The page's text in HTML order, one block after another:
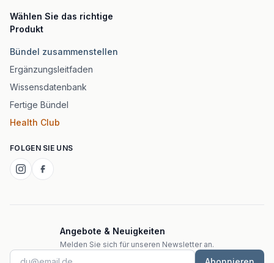
Wählen Sie das richtige
Produkt
Bündel zusammenstellen
Ergänzungsleitfaden
Wissensdatenbank
Fertige Bündel
Health Club
FOLGEN SIE UNS
Angebote & Neuigkeiten
Melden Sie sich für unseren Newsletter an.